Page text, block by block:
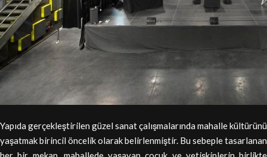
Yapıda gerçekleştirilen güzel sanat çalışmalarında mahalle kültürünü
yaşatmak birincil öncelik olarak belirlenmiştir. Bu sebeple tasarlanan